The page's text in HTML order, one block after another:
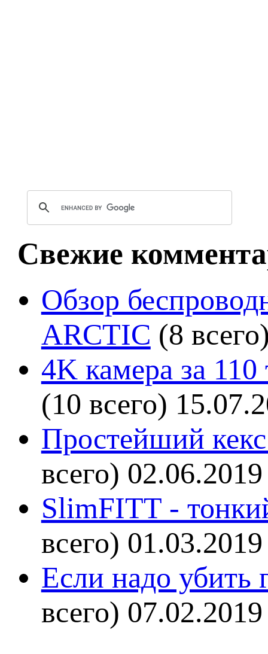
Свежие
Обзор
ARCTIC (8
4K камера за
(10 всего)
Простейший кекс
всего) 02.06.2019
SlimFITT -
всего) 01.03.2019
Если надо убить
всего) 07.02.2019